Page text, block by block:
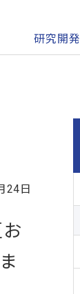
研究開発
24日